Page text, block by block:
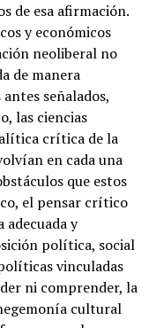
de esa afirmación.
y económicos
neoliberal no
de manera
señalados,
las ciencias
crítica de la
en cada una
que estos
el pensar crítico
y
política, social
vinculadas
ni comprender, la
cultural